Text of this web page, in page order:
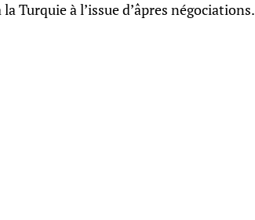
Turquie à l’issue d’âpres négociations.